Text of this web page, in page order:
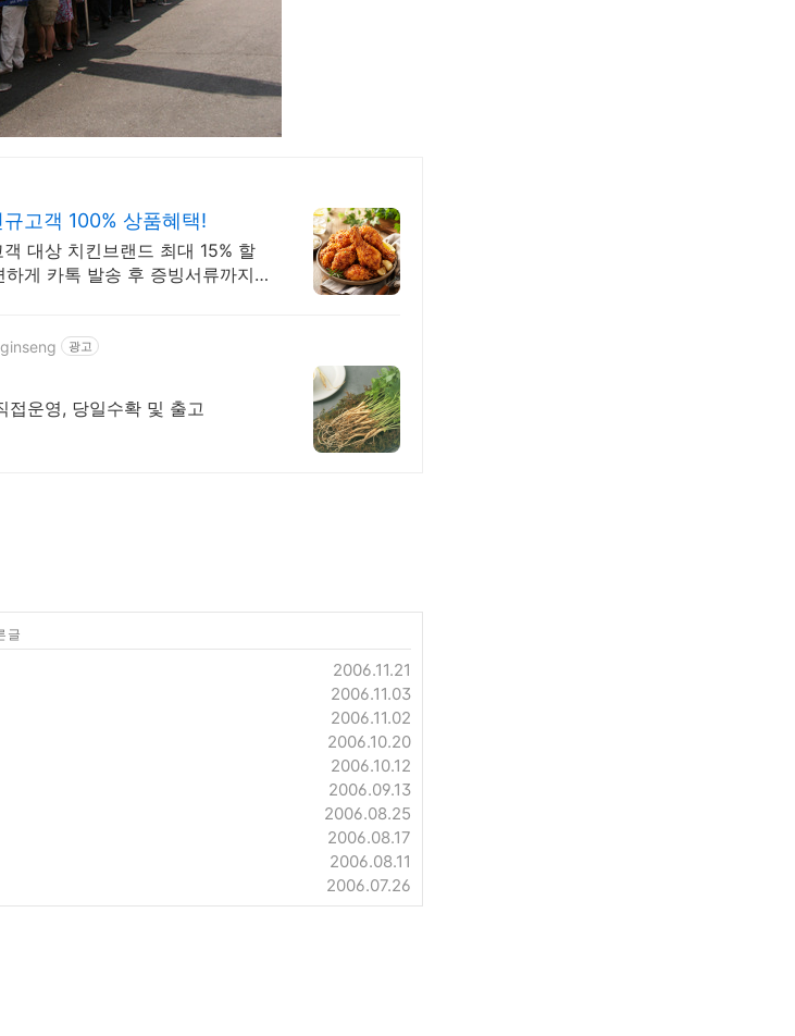
고객 100% 상품혜택!
대상 치킨브랜드 최대 15% 할
게 카톡 발송 후 증빙서류까지
광고
접운영, 당일수확 및 출고
글
2006.11.21
2006.11.03
2006.11.02
2006.10.20
2006.10.12
2006.09.13
2006.08.25
2006.08.17
2006.08.11
2006.07.26